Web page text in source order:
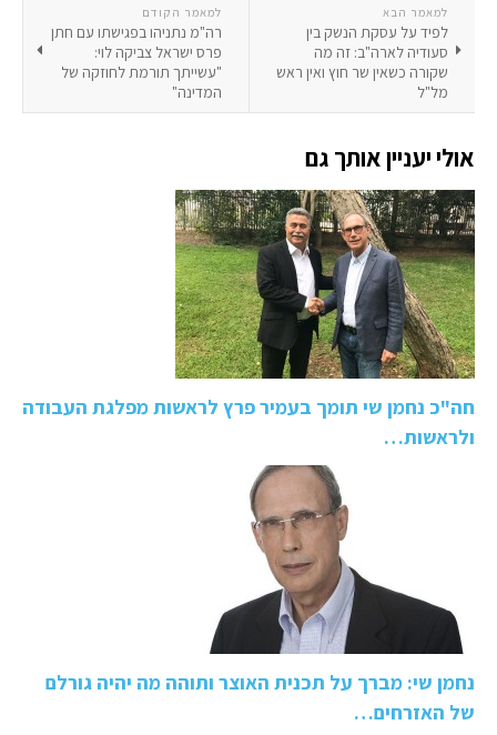
למאמר הקודם
רה"מ נתניהו בפגישתו עם חתן
פרס ישראל צביקה לוי:
"עשייתך תורמת לחוזקה של
המדינה"
למאמר הבא
לפיד על עסקת הנשק בין
סעודיה לארה"ב: זה מה
שקורה כשאין שר חוץ ואין ראש
מל"ל
אולי יעניין אותך גם
חה"כ נחמן שי תומך בעמיר פרץ לראשות מפלגת העבודה
ולראשות…
נחמן שי: מברך על תכנית האוצר ותוהה מה יהיה גורלם
של האזרחים…